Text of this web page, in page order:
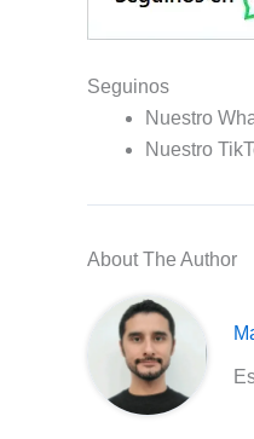
Seguinos
Nuestro
Nuestro
About The Author